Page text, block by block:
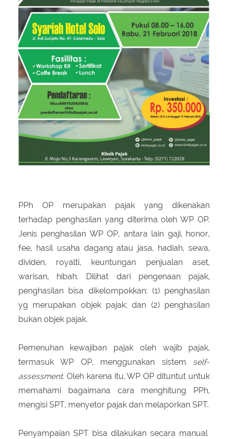
PPh OP merupakan pajak yang dikenakan
terhadap penghasilan yang diterima oleh WP OP.
Jenis penghasilan WP OP, antara lain gaji, honor,
fee, hasil usaha dagang atau jasa, hadiah, sewa,
dividen, royalti, keuntungan penjualan aset,
warisan, hibah. Dilihat dari pengenaan pajak,
penghasilan bisa dikelompokkan: (1) penghasilan
yg merupakan objek pajak; dan (2) penghasilan
bukan objek pajak.
Pemenuhan kewajiban pajak oleh wajib pajak,
termasuk WP OP, menggunakan sistem self-
assessment.Oleh karena itu, WP OP dituntut untuk
memahami bagaimana cara menghitung PPh,
mengisi SPT, menyetor pajak dan melaporkan SPT.
Penyampaian SPT bisa dilakukan secara manual